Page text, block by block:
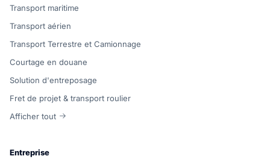
Transport maritime
Transport aérien
Transport Terrestre et Camionnage
Courtage en douane
Solution d'entreposage
Fret de projet & transport roulier
Afficher tout
Entreprise